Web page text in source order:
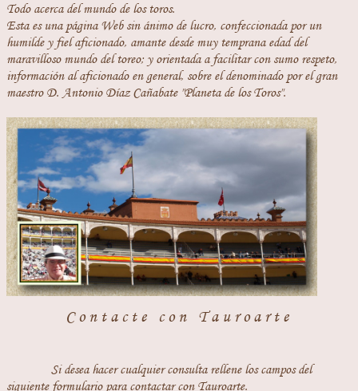
Todo acerca del mundo de los toros.
Esta es una página Web sin ánimo de lucro, confeccionada por un
humilde y fiel aficionado, amante desde muy temprana edad del
maravilloso mundo del toreo; y orientada a facilitar con sumo respeto,
información al aficionado en general, sobre el denominado por el gran
maestro D. Antonio Díaz Cañabate "Planeta de los Toros".
Contacte con Tauroarte
Si desea hacer cualquier consulta rellene los campos del
siguiente formulario para contactar con Tauroarte.